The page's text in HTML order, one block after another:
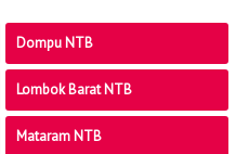
Dompu NTB
Lombok Barat NTB
Mataram NTB